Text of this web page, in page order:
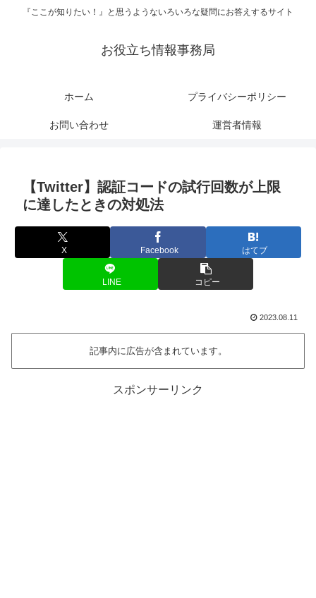
『ここが知りたい！』と思うようないろいろな疑問にお答えするサイト
お役立ち情報事務局
ホーム プライバシーポリシー
お問い合わせ 運営者情報
【Twitter】認証コードの試行回数が上限
に達したときの対処法
X Facebook はてブ
LINE コピー
2023.08.11
記事内に広告が含まれています。
スポンサーリンク